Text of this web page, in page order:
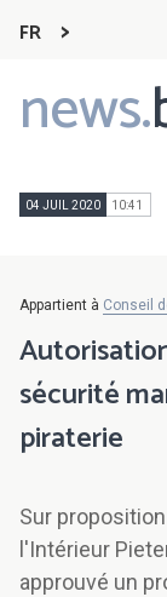
FR
news.
Main
navigation
04 JUIL 2020 10:41
Appartient à Conseil
sécurité
piraterie
Sur
l'Intérieur
approuvé un